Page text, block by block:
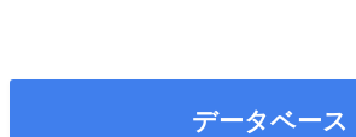
データベース